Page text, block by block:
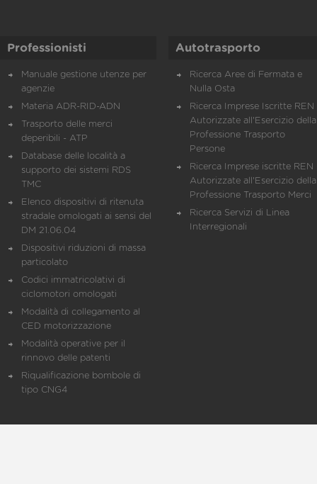
Professionisti
Manuale gestione utenze per
agenzie
Materia ADR-RID-ADN
Trasporto delle merci
deperibili - ATP
Database delle località a
supporto dei sistemi RDS
TMC
Elenco dispositivi di ritenuta
stradale omologati ai sensi del
DM 21.06.04
Dispositivi riduzioni di massa
particolato
Codici immatricolativi di
ciclomotori omologati
Modalità di collegamento al
CED motorizzazione
Modalità operative per il
rinnovo delle patenti
Riqualificazione bombole di
tipo CNG4
Autotrasporto
Ricerca Aree di Fermata e
Nulla Osta
Ricerca Imprese Iscritte REN
Autorizzate all'Esercizio della
Professione Trasporto
Persone
Ricerca Imprese iscritte REN
Autorizzate all'Esercizio della
Professione Trasporto Merci
Ricerca Servizi di Linea
Interregionali